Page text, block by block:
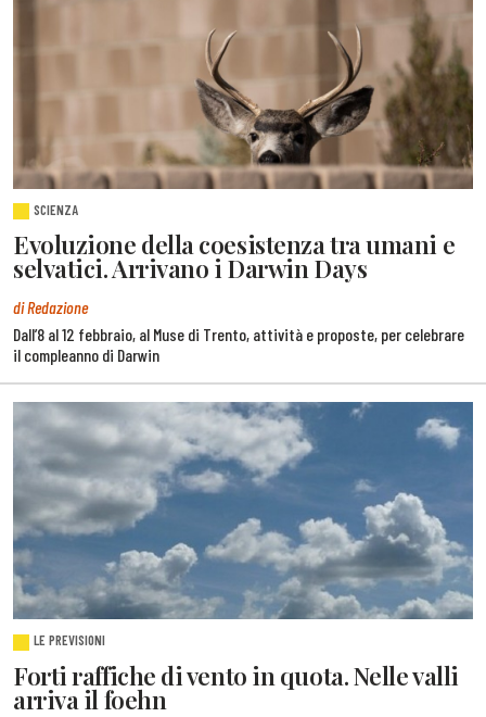
SCIENZA
Evoluzione della coesistenza tra umani e
selvatici. Arrivano i Darwin Days
di Redazione
Dall’8 al 12 febbraio, al Muse di Trento, attività e proposte, per celebrare
il compleanno di Darwin
LE PREVISIONI
Forti raffiche di vento in quota. Nelle valli
arriva il foehn